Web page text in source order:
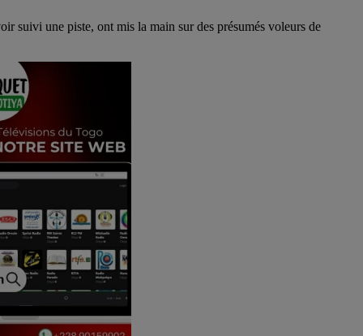
suivi une piste, ont mis la main sur des présumés voleurs de